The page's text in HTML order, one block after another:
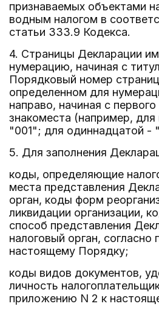
признаваемых объектами
водным налогом в
статьи 333.9 Кодекса.
4. Страницы Декларации
нумерацию, начиная с
Порядковый номер
определенном для
направо, начиная с первого
знакоместа (например,
"001"; для одиннадцатой -
5. Для заполнения
коды, определяющие
места представления
орган, коды форм
ликвидации организации,
способ представления
налоговый орган,
настоящему Порядку;
коды видов документов,
личность
приложению N 2 к